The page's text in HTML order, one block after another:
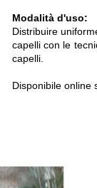
Modalità d'uso:
Distribuire
capelli con le
capelli.
Disponibile online